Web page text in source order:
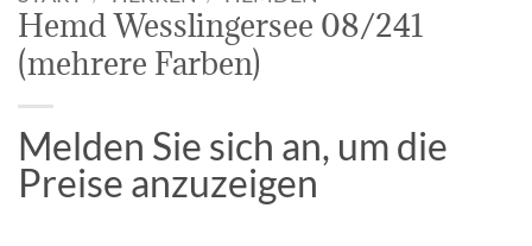
Hemd Wesslingersee 08/241
(mehrere Farben)
Melden Sie sich an, um die
Preise anzuzeigen